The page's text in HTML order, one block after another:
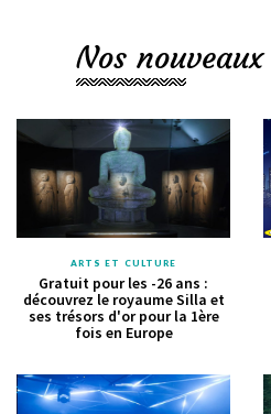
Nos
ARTS ET CULTURE
Gratuit pour les -26 ans :
découvrez le royaume Silla et
ses trésors d'or pour la 1ère
fois en Europe